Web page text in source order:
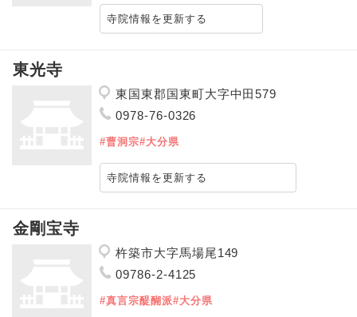
寺院情報を更新する
東光寺
東国東郡国東町大字中田579
0978-76-0326
#曹洞宗#大分県
寺院情報を更新する
金剛宝寺
杵築市大字馬場尾149
09786-2-4125
#真言宗醍醐派#大分県